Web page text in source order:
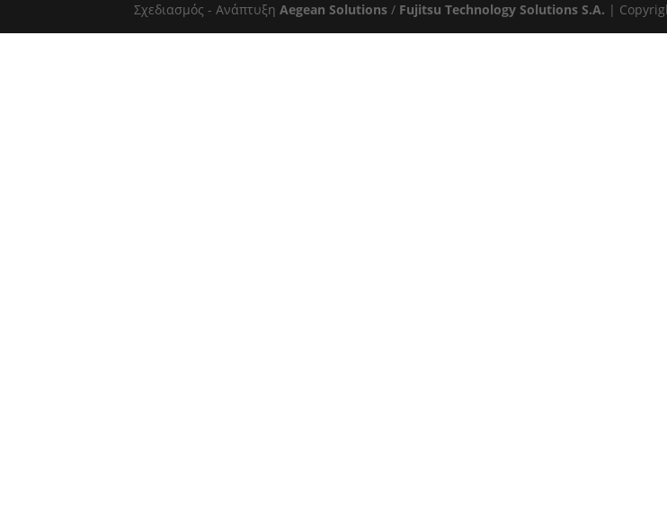
Σχεδιασμός - ΑνάπτυξηAegean Solutions / Fujitsu Technology Solutions S.A. |